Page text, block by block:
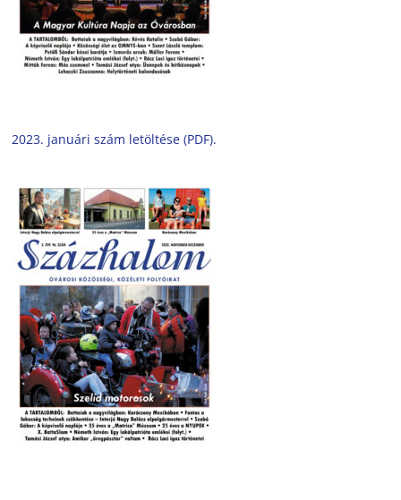
2023. januári szám letöltése (PDF).